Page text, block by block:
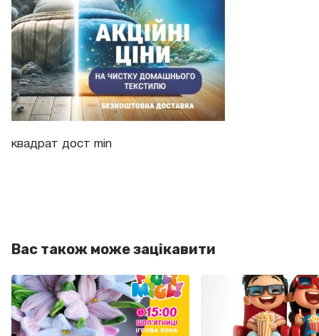
квадрат дост min
Вас також може зацікавити